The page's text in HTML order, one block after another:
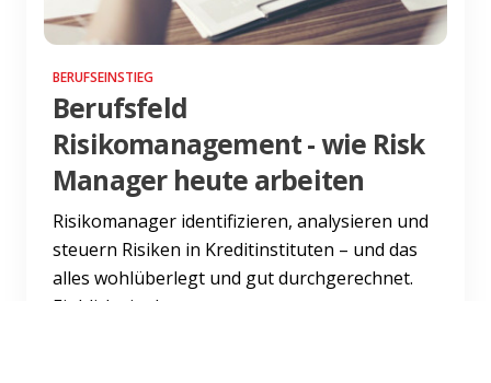
BERUFSEINSTIEG
Berufsfeld
Risikomanagement - wie Risk
Manager heute arbeiten
Risikomanager identifizieren, analysieren und
steuern Risiken in Kreditinstituten – und das
alles wohlüberlegt und gut durchgerechnet.
Einblicke in da...